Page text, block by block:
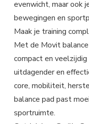
evenwicht, maar ook
bewegingen en
Maak je training
Met de Movit
compact en
uitdagender en
core, mobiliteit,
balance pad past
sportruimte.